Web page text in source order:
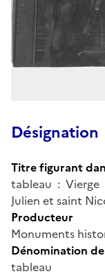
Désignation
Titre figurant
tableau :
Julien et saint
Producteur
Monuments
Dénomination
tableau